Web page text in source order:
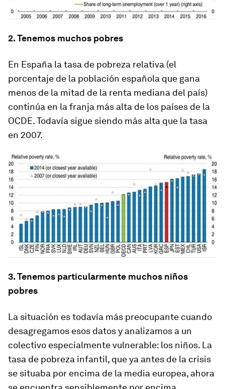
2. Tenemos muchos pobres
En España la tasa de pobreza relativa (el
porcentaje de la población española que gana
menos de la mitad de la renta mediana del país)
continúa en la franja más alta de los países de la
OCDE. Todavía sigue siendo más alta que la tasa
en 2007.
3. Tenemos particularmente muchos niños
pobres
La situación es todavía más preocupante cuando
desagregamos esos datos y analizamos a un
colectivo especialmente vulnerable: los niños. La
tasa de pobreza infantil, que ya antes de la crisis
se situaba por encima de la media europea, ahora